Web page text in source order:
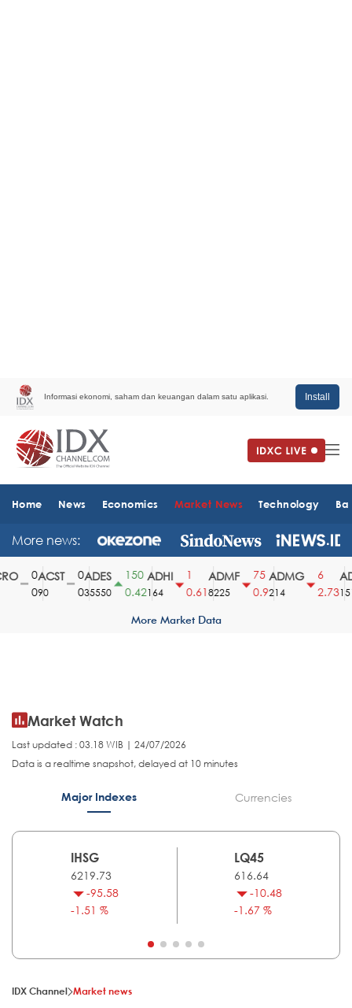
Informasi ekonomi, saham dan keuangan dalam satu aplikasi. Install
Home News Economics Market News Technology
More news:
ACST
90
ADES
35550
150
0.42
ADHI
164
0.61
ADMF
8225
75
0.9
ADMG
214
2.731510
More Market Data
Market Watch
Last updated : 03.18 WIB | 24/07/2026
Data is a realtime snapshot, delayed at 10 minutes
Major Indexes Currencies
IHSG
6219.73
-95.58
-1.51 %
LQ45
616.64
-10.48
-1.67 %
IDX Channel Market news